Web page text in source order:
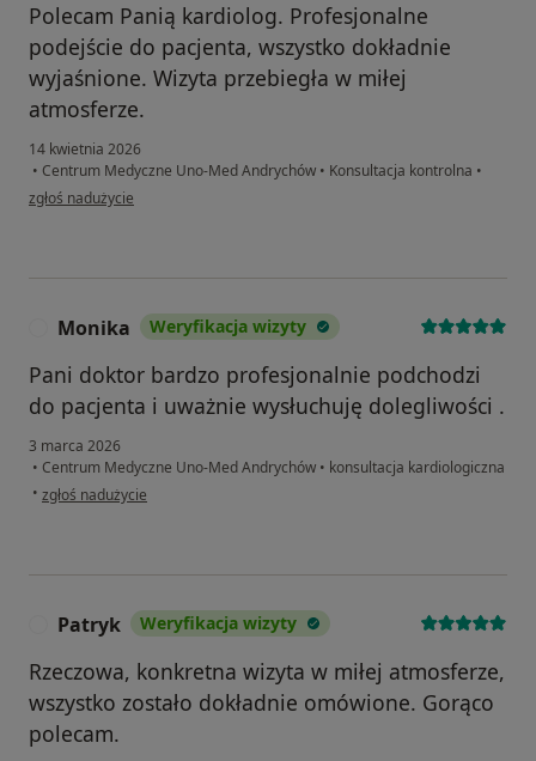
Polecam Panią kardiolog. Profesjonalne
podejście do pacjenta, wszystko dokładnie
wyjaśnione. Wizyta przebiegła w miłej
atmosferze.
14 kwietnia 2026
• Centrum Medyczne Uno-Med Andrychów • Konsultacja kontrolna •
w opinii użytkownika Kasia
zgłoś nadużycie
Monika Weryfikacja wizyty
Pani doktor bardzo profesjonalnie podchodzi
do pacjenta i uważnie wysłuchuję dolegliwości .
3 marca 2026
• Centrum Medyczne Uno-Med Andrychów • konsultacja kardiologiczna
• w opinii użytkownika Monika
zgłoś nadużycie
Patryk Weryfikacja wizyty
Rzeczowa, konkretna wizyta w miłej atmosferze,
wszystko zostało dokładnie omówione. Gorąco
polecam.